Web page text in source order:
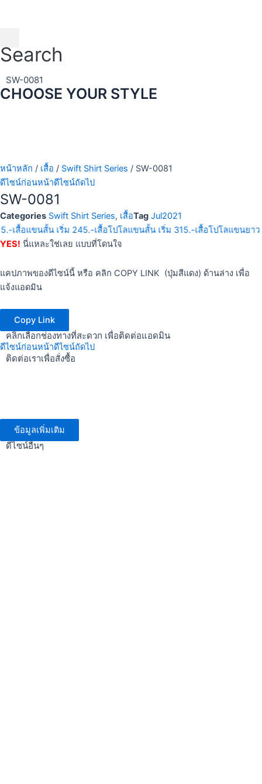
Search
SW-0081
CHOOSE YOUR STYLE
หน้าหลัก / เสื้อ / Swift Shirt Series / SW-0081
ดีไซน์ก่อนหน้าดีไซน์ถัดไป
SW-0081
Categories Swift Shirt Series, เสื้อTag Jul2021
เสื้อแขนสั้น เริ่ม 245.-เสื้อโปโลแขนสั้น เริ่ม 315.-เสื้อโปโลแขนยาว
YES! นี่แหละใช่เลย แบบที่โดนใจ
แคปภาพของดีไซน์นี้ หรือ คลิก COPY LINK (ปุ่มสีแดง) ด้านล่าง เพื่อ
แจ้งแอดมิน
Copy Link
คลิกเลือกช่องทางที่สะดวก เพื่อติดต่อแอดมิน
ดีไซน์ก่อนหน้าดีไซน์ถัดไป
ติดต่อเราเพื่อสั่งซื้อ
ข้อมูลเพิ่มเติม
ดีไซน์อื่นๆ